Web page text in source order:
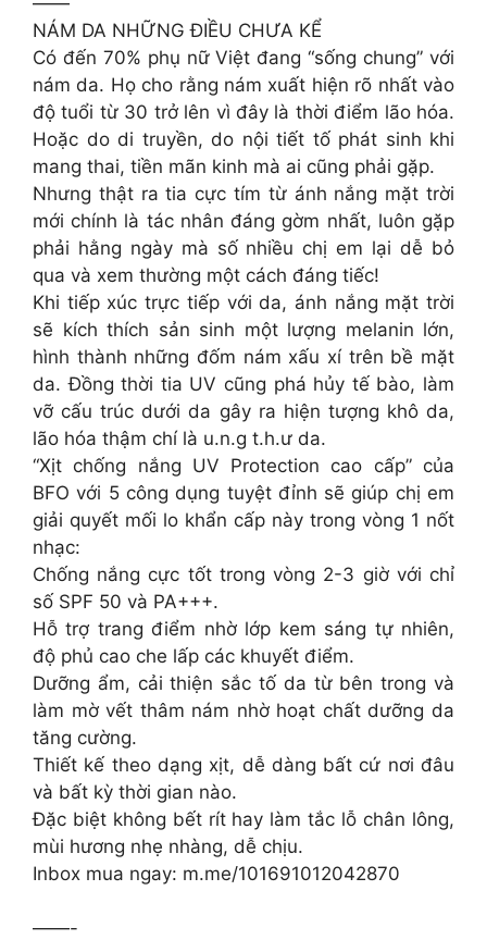
NÁM DA NHỮNG ĐIỀU CHƯA KỂ
Có đến 70% phụ nữ Việt đang “sống chung” với
nám da. Họ cho rằng nám xuất hiện rõ nhất vào
độ tuổi từ 30 trở lên vì đây là thời điểm lão hóa.
Hoặc do di truyền, do nội tiết tố phát sinh khi
mang thai, tiền mãn kinh mà ai cũng phải gặp.
Nhưng thật ra tia cực tím từ ánh nắng mặt trời
mới chính là tác nhân đáng gờm nhất, luôn gặp
phải hằng ngày mà số nhiều chị em lại dễ bỏ
qua và xem thường một cách đáng tiếc!
Khi tiếp xúc trực tiếp với da, ánh nắng mặt trời
sẽ kích thích sản sinh một lượng melanin lớn,
hình thành những đốm nám xấu xí trên bề mặt
da. Đồng thời tia UV cũng phá hủy tế bào, làm
vỡ cấu trúc dưới da gây ra hiện tượng khô da,
lão hóa thậm chí là u.n.g t.h.ư da.
“Xịt chống nắng UV Protection cao cấp” của
BFO với 5 công dụng tuyệt đỉnh sẽ giúp chị em
giải quyết mối lo khẩn cấp này trong vòng 1 nốt
nhạc:
Chống nắng cực tốt trong vòng 2-3 giờ với chỉ
số SPF 50 và PA+++.
Hỗ trợ trang điểm nhờ lớp kem sáng tự nhiên,
độ phủ cao che lấp các khuyết điểm.
Dưỡng ẩm, cải thiện sắc tố da từ bên trong và
làm mờ vết thâm nám nhờ hoạt chất dưỡng da
tăng cường.
Thiết kế theo dạng xịt, dễ dàng bất cứ nơi đâu
và bất kỳ thời gian nào.
Đặc biệt không bết rít hay làm tắc lỗ chân lông,
mùi hương nhẹ nhàng, dễ chịu.
Inbox mua ngay: m.me/101691012042870
——-